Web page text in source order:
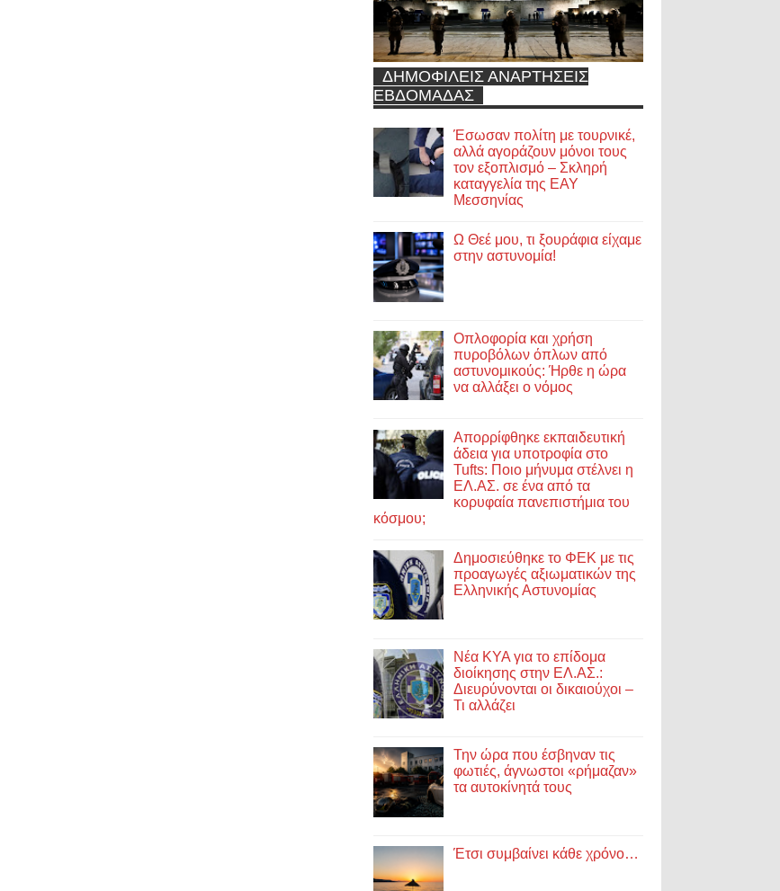
ΔΗΜΟΦΙΛΕΙΣ ΑΝΑΡΤΗΣΕΙΣ
ΕΒΔΟΜΑΔΑΣ
Έσωσαν πολίτη με τουρνικέ,
αλλά αγοράζουν μόνοι τους
τον εξοπλισμό – Σκληρή
καταγγελία της ΕΑΥ
Μεσσηνίας
Ω Θεέ μου, τι ξουράφια είχαμε
στην αστυνομία!
Οπλοφορία και χρήση
πυροβόλων όπλων από
αστυνομικούς: Ήρθε η ώρα
να αλλάξει ο νόμος
Απορρίφθηκε εκπαιδευτική
άδεια για υποτροφία στο
Tufts: Ποιο μήνυμα στέλνει η
ΕΛ.ΑΣ. σε ένα από τα
κορυφαία πανεπιστήμια του
κόσμου;
Δημοσιεύθηκε το ΦΕΚ με τις
προαγωγές αξιωματικών της
Ελληνικής Αστυνομίας
Νέα ΚΥΑ για το επίδομα
διοίκησης στην ΕΛ.ΑΣ.:
Διευρύνονται οι δικαιούχοι –
Τι αλλάζει
Την ώρα που έσβηναν τις
φωτιές, άγνωστοι «ρήμαζαν»
τα αυτοκίνητά τους
Έτσι συμβαίνει κάθε χρόνο…